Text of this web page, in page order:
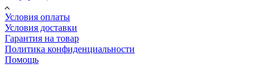
Условия оплаты
Условия доставки
Гарантия на товар
Политика конфиденциальности
Помощь